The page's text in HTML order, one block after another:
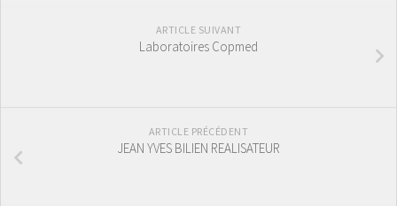
ARTICLE SUIVANT
Laboratoires Copmed
ARTICLE PRÉCÉDENT
JEAN YVES BILIEN REALISATEUR